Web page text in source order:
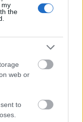
my
the
web or
to
érte az
öt kutyát
sünt és
arról, hogy